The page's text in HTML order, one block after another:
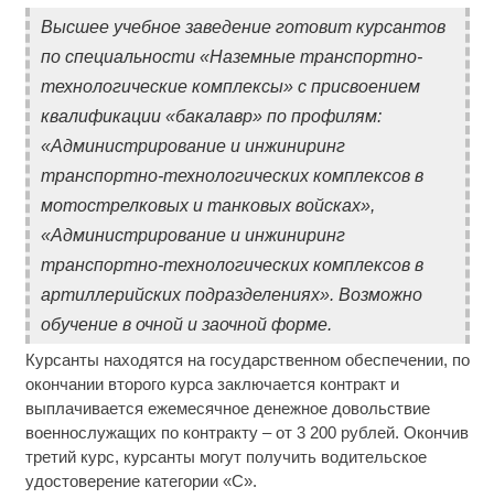
Высшее учебное заведение готовит курсантов
по специальности «Наземные транспортно-
технологические комплексы» с присвоением
квалификации «бакалавр» по профилям:
«Администрирование и инжиниринг
транспортно-технологических комплексов в
мотострелковых и танковых войсках»,
«Администрирование и инжиниринг
транспортно-технологических комплексов в
артиллерийских подразделениях». Возможно
обучение в очной и заочной форме.
Курсанты находятся на государственном обеспечении, по
окончании второго курса заключается контракт и
выплачивается ежемесячное денежное довольствие
военнослужащих по контракту – от 3 200 рублей. Окончив
третий курс, курсанты могут получить водительское
удостоверение категории «С».